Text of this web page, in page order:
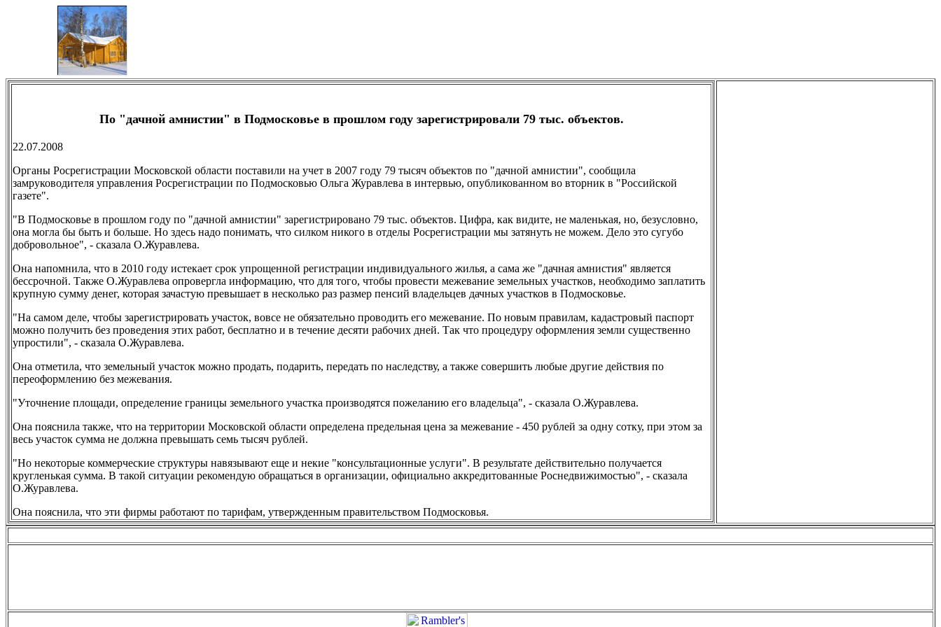
По "дачной амнистии" в Подмосковье в прошлом году зарегистрировали 79 тыс. объектов.
22.07.2008
Органы Росрегистрации Московской области поставили на учет в 2007 году 79 тысяч объектов по "дачной амнистии", сообщила
замруководителя управления Росрегистрации по Подмосковью Ольга Журавлева в интервью, опубликованном во вторник в "Российской
газете".
"В Подмосковье в прошлом году по "дачной амнистии" зарегистрировано 79 тыс. объектов. Цифра, как видите, не маленькая, но, безусловно,
она могла бы быть и больше. Но здесь надо понимать, что силком никого в отделы Росрегистрации мы затянуть не можем. Дело это сугубо
добровольное", - сказала О.Журавлева.
Она напомнила, что в 2010 году истекает срок упрощенной регистрации индивидуального жилья, а сама же "дачная амнистия" является
бессрочной. Также О.Журавлева опровергла информацию, что для того, чтобы провести межевание земельных участков, необходимо заплатить
крупную сумму денег, которая зачастую превышает в несколько раз размер пенсий владельцев дачных участков в Подмосковье.
"На самом деле, чтобы зарегистрировать участок, вовсе не обязательно проводить его межевание. По новым правилам, кадастровый паспорт
можно получить без проведения этих работ, бесплатно и в течение десяти рабочих дней. Так что процедуру оформления земли существенно
упростили", - сказала О.Журавлева.
Она отметила, что земельный участок можно продать, подарить, передать по наследству, а также совершить любые другие действия по
переоформлению без межевания.
"Уточнение площади, определение границы земельного участка производятся пожеланию его владельца", - сказала О.Журавлева.
Она пояснила также, что на территории Московской области определена предельная цена за межевание - 450 рублей за одну сотку, при этом за
весь участок сумма не должна превышать семь тысяч рублей.
"Но некоторые коммерческие структуры навязывают еще и некие "консультационные услуги". В результате действительно получается
кругленькая сумма. В такой ситуации рекомендую обращаться в организации, официально аккредитованные Роснедвижимостью", - сказала
О.Журавлева.
Она пояснила, что эти фирмы работают по тарифам, утвержденным правительством Подмосковья.